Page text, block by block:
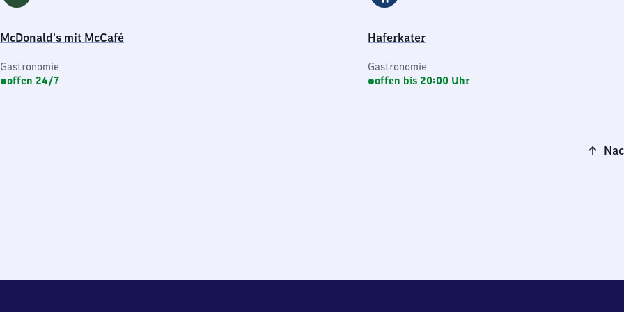
McDonald's mit McCafé
Gastronomie
offen 24/7
Haferkater
Gastronomie
offen bis 20:00 Uhr